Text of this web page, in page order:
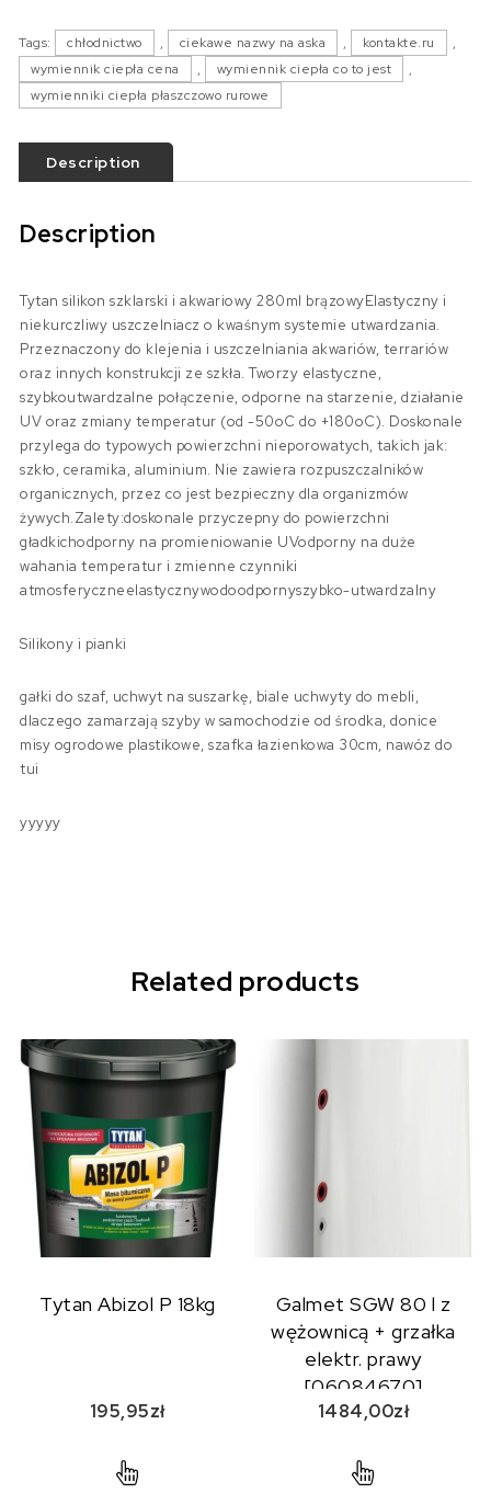
Tags: chłodnictwo , ciekawe nazwy na aska , kontakte.ru
,
wymiennik ciepła cena
, wymiennik ciepła co to jest
,
wymienniki ciepła płaszczowo rurowe
Description
Description
Tytan silikon szklarski i akwariowy 280ml brązowyElastyczny i
niekurczliwy uszczelniacz o kwaśnym systemie utwardzania.
Przeznaczony do klejenia i uszczelniania akwariów, terrariów
oraz innych konstrukcji ze szkła. Tworzy elastyczne,
szybkoutwardzalne połączenie, odporne na starzenie, działanie
UV oraz zmiany temperatur (od -50oC do +180oC). Doskonale
przylega do typowych powierzchni nieporowatych, takich jak:
szkło, ceramika, aluminium. Nie zawiera rozpuszczalników
organicznych, przez co jest bezpieczny dla organizmów
żywych.Zalety:doskonale przyczepny do powierzchni
gładkichodporny na promieniowanie UVodporny na duże
wahania temperatur i zmienne czynniki
atmosferyczneelastycznywodoodpornyszybko-utwardzalny
Silikony i pianki
gałki do szaf, uchwyt na suszarkę, biale uchwyty do mebli,
dlaczego zamarzają szyby w samochodzie od środka, donice
misy ogrodowe plastikowe, szafka łazienkowa 30cm, nawóz do
tui
yyyyy
Related products
Tytan Abizol P 18kg
195,95zł
Galmet SGW 80 l z
wężownicą + grzałka
elektr. prawy
[06084670]
1484,00zł